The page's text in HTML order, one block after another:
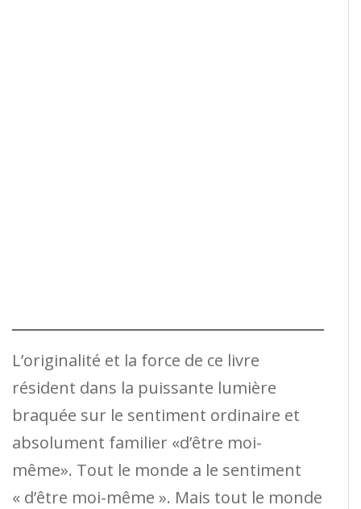
L’originalité et la force de ce livre
résident dans la puissante lumière
braquée sur le sentiment ordinaire et
absolument familier «d’être moi-
même». Tout le monde a le sentiment
« d’être moi-même ». Mais tout le monde